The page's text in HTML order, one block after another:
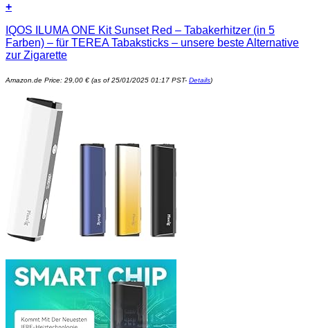
+
IQOS ILUMA ONE Kit Sunset Red – Tabakerhitzer (in 5
Farben) – für TEREA Tabaksticks – unsere beste Alternative
zur Zigarette
Amazon.de Price: 29,00 € (as of 25/01/2025 01:17 PST- Details)